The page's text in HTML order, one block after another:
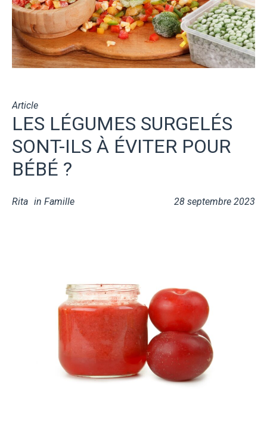
Article
LES LÉGUMES SURGELÉS
SONT-ILS À ÉVITER POUR
BÉBÉ ?
28 septembre 2023
Rita in Famille